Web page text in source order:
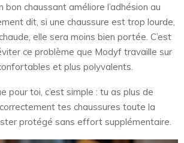
bon chaussant améliore l’adhésion au
dit, si une chaussure est trop lourde,
elle sera moins bien portée. C’est
ce problème que Modyf travaille sur
et plus polyvalents.
pour toi, c’est simple : tu as plus de
tes chaussures toute la
protégé sans effort supplémentaire.